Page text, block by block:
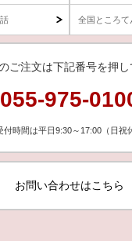
全国ところ
ご注文は下記番号を押
055-975-
付時間は平日9:30～17:00（日祝
お問い合わせはこちら